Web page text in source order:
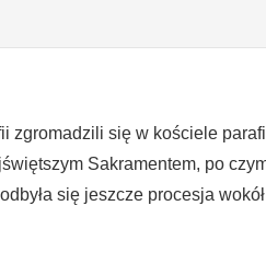
się w kościele
Sakramentem, po
się jeszcze procesja